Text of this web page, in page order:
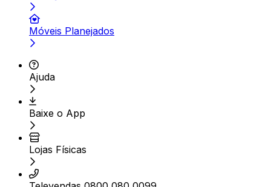
Móveis Planejados
Ajuda
Baixe o App
Lojas Físicas